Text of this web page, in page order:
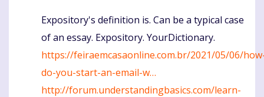
Komentaras
Expository's definition is. Can be a typical case
of an essay. Expository. YourDictionary.
https://feiraemcasaonline.com.br/2021/05/06/
do-you-start-an-email-w…
http://forum.understandingbasics.com/learn-